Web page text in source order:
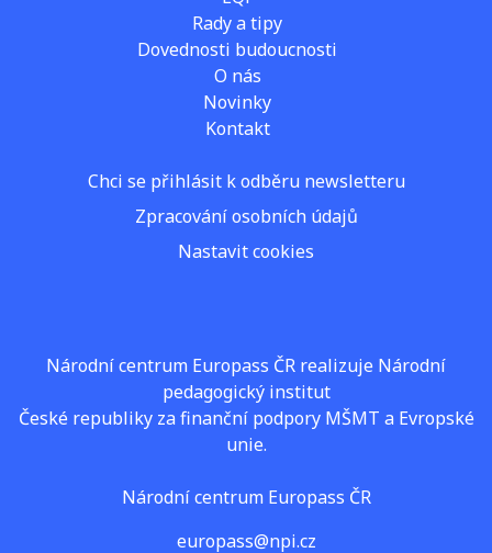
Rady a tipy
Dovednosti budoucnosti
O nás
Novinky
Kontakt
Chci se přihlásit k odběru newsletteru
Zpracování osobních údajů
Nastavit cookies
Národní centrum Europass ČR realizuje Národní
pedagogický institut
České republiky za finanční podpory MŠMT a Evropské
unie.
Národní centrum Europass ČR
europass@npi.cz